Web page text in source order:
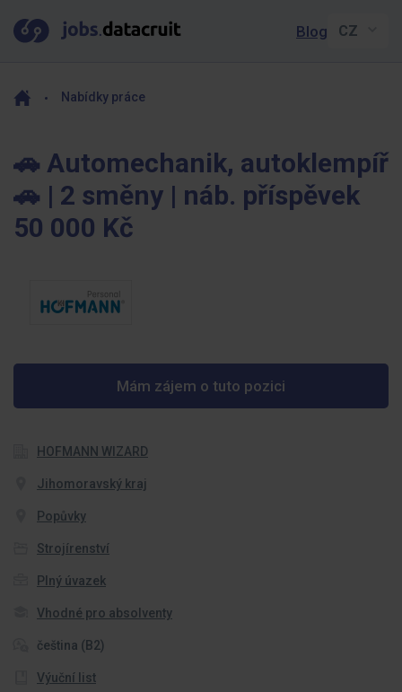
Blog
Nabídky práce
🚗 Automechanik, autoklempíř
🚗 | 2 směny | náb. příspěvek
50 000 Kč
Mám zájem o tuto pozici
HOFMANN WIZARD
Jihomoravský kraj
Popůvky
Strojírenství
Plný úvazek
Vhodné pro absolventy
čeština (B2)
Výuční list